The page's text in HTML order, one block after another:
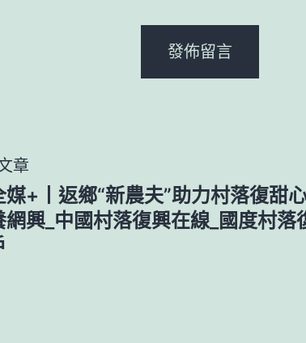
章
媒+丨返鄉“新農夫”助力村落復甜
網興_中國村落復興在線_國度村落